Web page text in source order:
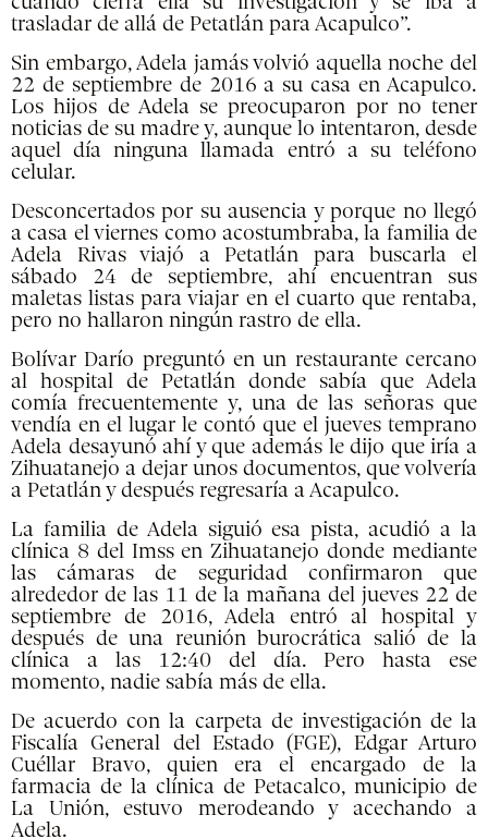
trasladar de allá de Petatlán para Acapulco”.
Sin embargo, Adela jamás volvió aquella noche del
22 de septiembre de 2016 a su casa en Acapulco.
Los hijos de Adela se preocuparon por no tener
noticias de su madre y, aunque lo intentaron, desde
aquel día ninguna llamada entró a su teléfono
celular.
Desconcertados por su ausencia y porque no llegó
a casa el viernes como acostumbraba, la familia de
Adela Rivas viajó a Petatlán para buscarla el
sábado 24 de septiembre, ahí encuentran sus
maletas listas para viajar en el cuarto que rentaba,
pero no hallaron ningún rastro de ella.
Bolívar Darío preguntó en un restaurante cercano
al hospital de Petatlán donde sabía que Adela
comía frecuentemente y, una de las señoras que
vendía en el lugar le contó que el jueves temprano
Adela desayunó ahí y que además le dijo que iría a
Zihuatanejo a dejar unos documentos, que volvería
a Petatlán y después regresaría a Acapulco.
La familia de Adela siguió esa pista, acudió a la
clínica 8 del Imss en Zihuatanejo donde mediante
las cámaras de seguridad confirmaron que
alrededor de las 11 de la mañana del jueves 22 de
septiembre de 2016, Adela entró al hospital y
después de una reunión burocrática salió de la
clínica a las 12:40 del día. Pero hasta ese
momento, nadie sabía más de ella.
De acuerdo con la carpeta de investigación de la
Fiscalía General del Estado (FGE), Edgar Arturo
Cuéllar Bravo, quien era el encargado de la
farmacia de la clínica de Petacalco, municipio de
La Unión, estuvo merodeando y acechando a
Adela.